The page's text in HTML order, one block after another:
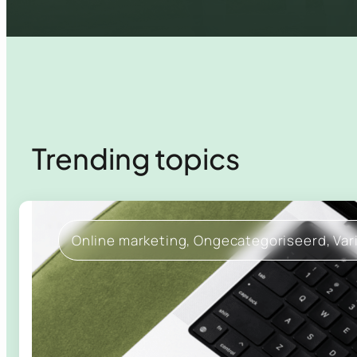
Trending topics
Online marketing, Ongecategoriseerd,